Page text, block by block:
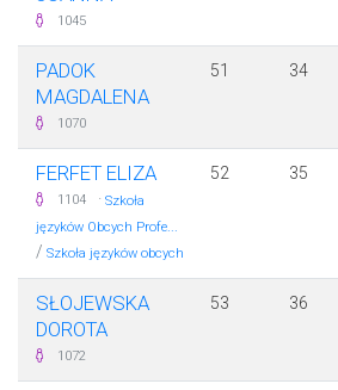
1045
PADOK
MAGDALENA
1070
51 34
FERFET ELIZA
1104 · Szkoła
języków Obcych Profe...
/ Szkoła języków obcych
52 35
SŁOJEWSKA
DOROTA
1072
53 36